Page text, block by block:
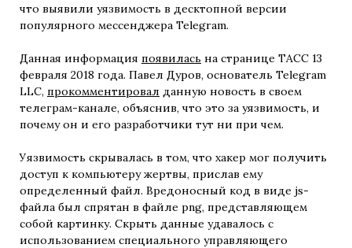
что выявили уязвимость в десктопной версии
популярного мессенджера Telegram.
Данная информация появилась на странице ТАСС 13
февраля 2018 года. Павел Дуров, основатель Telegram
LLC, прокомментировал данную новость в своем
телеграм-канале, объяснив, что это за уязвимость, и
почему он и его разработчики тут ни при чем.
Уязвимость скрывалась в том, что хакер мог получить
доступ к компьютеру жертвы, прислав ему
определенный файл. Вредоносный код в виде js-
файла был спрятан в файле png, представляющем
собой картинку. Скрыть данные удавалось с
использованием специального управляющего